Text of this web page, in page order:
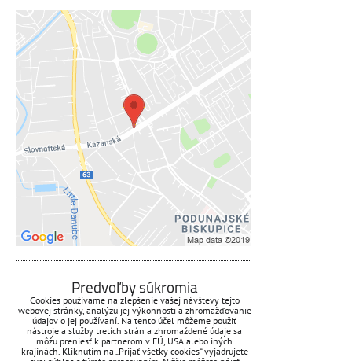
Externý obsah je blokovaný
Prajete si načítať externý obsah?
Povoliť tentokrát
Povoliť a zapamätať - súhlas s
druhom cookie: Funkčné
Otvoriť obsah v novom okne
ZAVOLÁME VÁM SPÄŤ
Váš telefón:*
Predvoľby súkromia
Cookies používame na zlepšenie vašej návštevy tejto
webovej stránky, analýzu jej výkonnosti a zhromažďovanie
údajov o jej používaní. Na tento účel môžeme použiť
nástroje a služby tretích strán a zhromaždené údaje sa
môžu preniesť k partnerom v EÚ, USA alebo iných
krajinách. Kliknutím na „Prijať všetky cookies“ vyjadrujete